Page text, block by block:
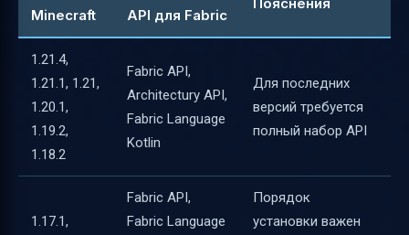
Minecraft
API для Fabric
1.21.4,
1.21.1, 1.21,
1.20.1,
1.19.2,
1.18.2
Fabric API,
Architectury API,
Fabric Language
Kotlin
Для последних
версий требуется
полный набор API
1.17.1,
Fabric API,
Fabric Language
Порядок
установки важен